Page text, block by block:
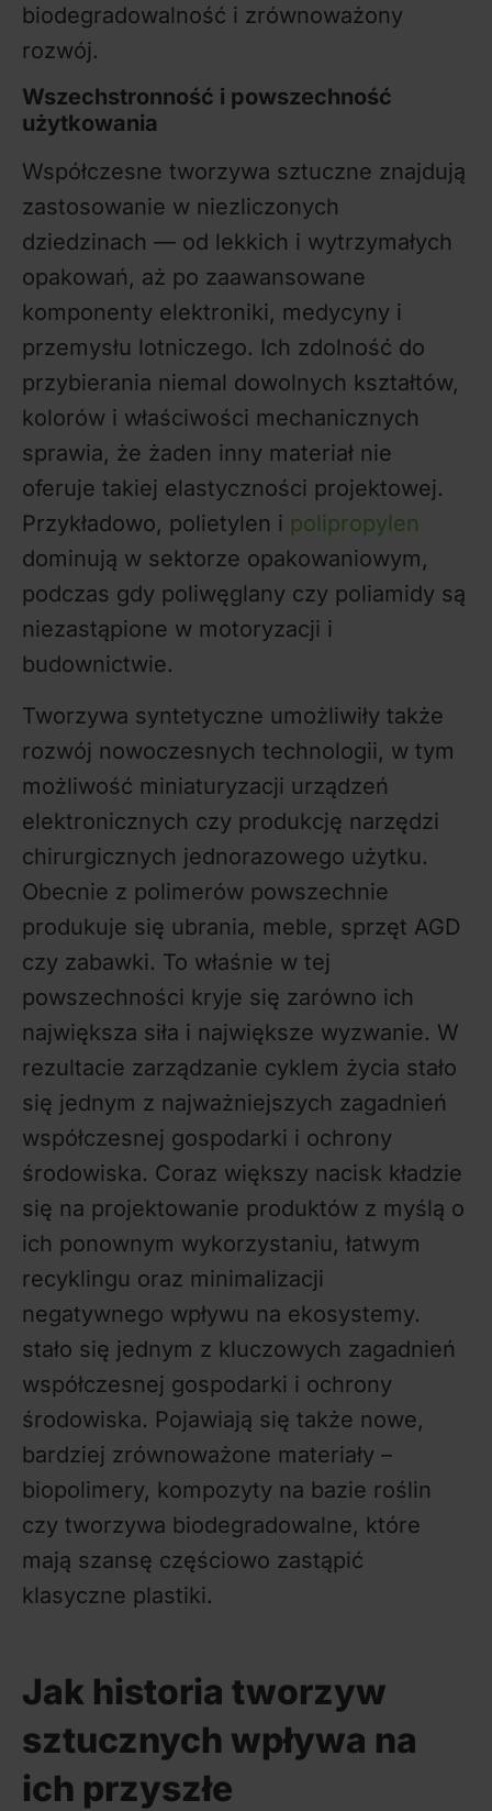
biodegradowalność i zrównoważony
rozwój.
Wszechstronność i powszechność
użytkowania
Współczesne tworzywa sztuczne znajdują
zastosowanie w niezliczonych
dziedzinach — od lekkich i wytrzymałych
opakowań, aż po zaawansowane
komponenty elektroniki, medycyny i
przemysłu lotniczego. Ich zdolność do
przybierania niemal dowolnych kształtów,
kolorów i właściwości mechanicznych
sprawia, że żaden inny materiał nie
oferuje takiej elastyczności projektowej.
Przykładowo, polietylen i polipropylen
dominują w sektorze opakowaniowym,
podczas gdy poliwęglany czy poliamidy są
niezastąpione w motoryzacji i
budownictwie.
Tworzywa syntetyczne umożliwiły także
rozwój nowoczesnych technologii, w tym
możliwość miniaturyzacji urządzeń
elektronicznych czy produkcję narzędzi
chirurgicznych jednorazowego użytku.
Obecnie z polimerów powszechnie
produkuje się ubrania, meble, sprzęt AGD
czy zabawki. To właśnie w tej
powszechności kryje się zarówno ich
największa siła i największe wyzwanie. W
rezultacie zarządzanie cyklem życia stało
się jednym z najważniejszych zagadnień
współczesnej gospodarki i ochrony
środowiska. Coraz większy nacisk kładzie
się na projektowanie produktów z myślą o
ich ponownym wykorzystaniu, łatwym
recyklingu oraz minimalizacji
negatywnego wpływu na ekosystemy.
stało się jednym z kluczowych zagadnień
współczesnej gospodarki i ochrony
środowiska. Pojawiają się także nowe,
bardziej zrównoważone materiały –
biopolimery, kompozyty na bazie roślin
czy tworzywa biodegradowalne, które
mają szansę częściowo zastąpić
klasyczne plastiki.
Jak historia tworzyw
sztucznych wpływa na
ich przyszłe